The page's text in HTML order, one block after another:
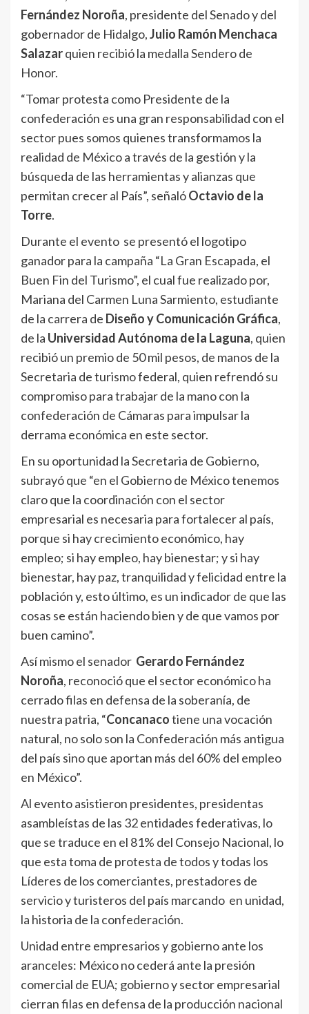
Fernández Noroña, presidente del Senado y del
gobernador de Hidalgo,Julio Ramón Menchaca
Salazarquien recibió la medalla Sendero de
Honor.
“Tomar protesta como Presidente de la
confederación es una gran responsabilidad con el
sector pues somos quienes transformamos la
realidad de México a través de la gestión y la
búsqueda de las herramientas y alianzas que
permitan crecer al País”, señalóOctavio de la
Torre.
Durante el evento se presentó el logotipo
ganador para la campaña “La Gran Escapada, el
Buen Fin del Turismo”, el cual fue realizado por,
Mariana del Carmen Luna Sarmiento, estudiante
de la carrera de Diseño y Comunicación Gráfica,
de la Universidad Autónoma de la Laguna, quien
recibió un premio de 50 mil pesos, de manos de la
Secretaria de turismo federal, quien refrendó su
compromiso para trabajar de la mano con la
confederación de Cámaras para impulsar la
derrama económica en este sector.
En su oportunidad la Secretaria de Gobierno,
subrayó que “en el Gobierno de México tenemos
claro que la coordinación con el sector
empresarial es necesaria para fortalecer al país,
porque si hay crecimiento económico, hay
empleo; si hay empleo, hay bienestar; y si hay
bienestar, hay paz, tranquilidad y felicidad entre la
población y, esto último, es un indicador de que las
cosas se están haciendo bien y de que vamos por
buen camino”.
Así mismo el senador Gerardo Fernández
Noroña, reconoció que el sector económico ha
cerrado filas en defensa de la soberanía, de
nuestra patria, “Concanacotiene una vocación
natural, no solo son la Confederación más antigua
del país sino que aportan más del 60% del empleo
en México”.
Al evento asistieron presidentes, presidentas
asambleístas de las 32 entidades federativas, lo
que se traduce en el 81% del Consejo Nacional, lo
que esta toma de protesta de todos y todas los
Líderes de los comerciantes, prestadores de
servicio y turisteros del país marcando en unidad,
la historia de la confederación.
Unidad entre empresarios y gobierno ante los
aranceles: México no cederá ante la presión
comercial de EUA; gobierno y sector empresarial
cierran filas en defensa de la producción nacional